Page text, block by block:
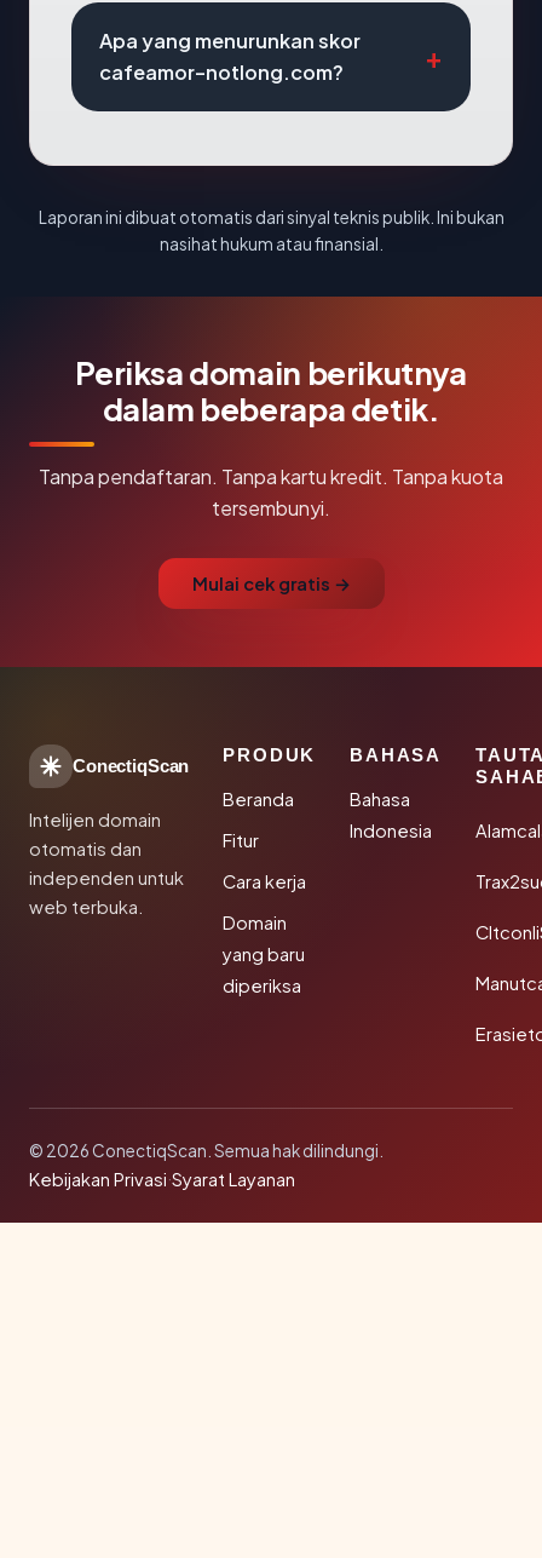
Apa yang menurunkan skor
cafeamor-notlong.com?
Laporan ini dibuat otomatis dari sinyal teknis publik. Ini bukan
nasihat hukum atau finansial.
Periksa domain berikutnya
dalam beberapa detik.
Tanpa pendaftaran. Tanpa kartu kredit. Tanpa kuota
tersembunyi.
Mulai cek gratis →
ConectiqScan
Intelijen domain
otomatis dan
independen untuk
web terbuka.
PRODUK
Beranda
Fitur
Cara kerja
Domain
yang baru
diperiksa
BAHASA
Bahasa
Indonesia
© 2026 ConectiqScan. Semua hak dilindungi.
Kebijakan Privasi·Syarat Layanan